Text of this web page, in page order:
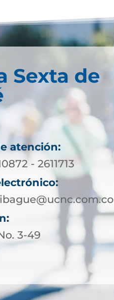
Sexta de
atención:
- 2611713
3-49